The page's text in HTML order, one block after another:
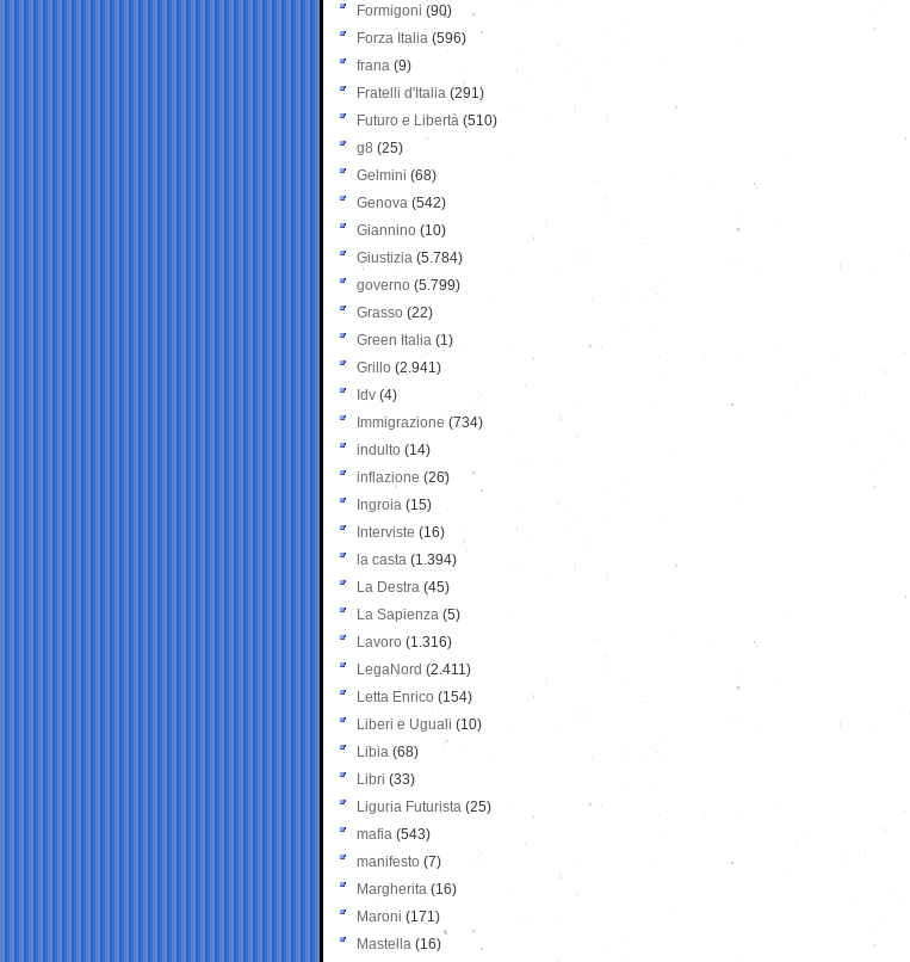
Formigoni (90)
Forza Italia (596)
frana (9)
Fratelli d'Italia (291)
Futuro e Libertà (510)
g8 (25)
Gelmini (68)
Genova (542)
Giannino (10)
Giustizia (5.784)
governo (5.799)
Grasso (22)
Green Italia (1)
Grillo (2.941)
Idv (4)
Immigrazione (734)
indulto (14)
inflazione (26)
Ingroia (15)
Interviste (16)
la casta (1.394)
La Destra (45)
La Sapienza (5)
Lavoro (1.316)
LegaNord (2.411)
Letta Enrico (154)
Liberi e Uguali (10)
Libia (68)
Libri (33)
Liguria Futurista (25)
mafia (543)
manifesto (7)
Margherita (16)
Maroni (171)
Mastella (16)